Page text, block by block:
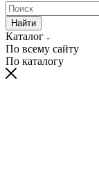
Найти
Каталог
По всему сайту
По каталогу